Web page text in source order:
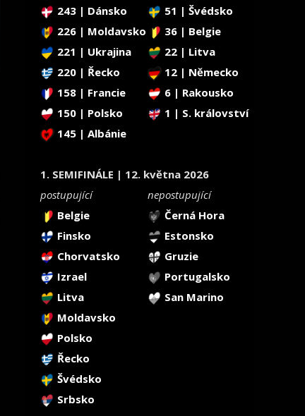
243 | Dánsko
51 | Švédsko
226 | Moldavsko
36 | Belgie
221 | Ukrajina
22 | Litva
220 | Řecko
12 | Německo
158 | Francie
6 | Rakousko
150 | Polsko
1 | S. království
145 | Albánie
1. SEMIFINÁLE | 12. května 2026
postupující
nepostupující
Belgie
Černá Hora
Finsko
Estonsko
Chorvatsko
Gruzie
Izrael
Portugalsko
Litva
San Marino
Moldavsko
Polsko
Řecko
Švédsko
Srbsko